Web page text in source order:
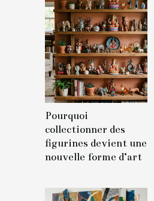
Pourquoi
collectionner des
figurines devient une
nouvelle forme d’art